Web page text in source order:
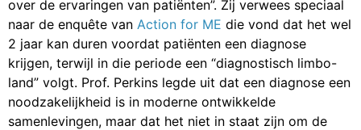
over de ervaringen van patiënten”. Zij verwees speciaal
naar de enquête van Action for ME die vond dat het wel
2 jaar kan duren voordat patiënten een diagnose
krijgen, terwijl in die periode een “diagnostisch limbo-
land” volgt. Prof. Perkins legde uit dat een diagnose een
noodzakelijkheid is in moderne ontwikkelde
samenlevingen, maar dat het niet in staat zijn om de